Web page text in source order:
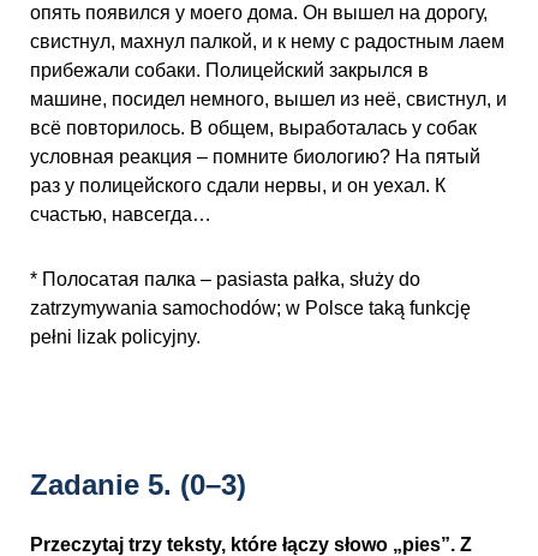
опять появился у моего дома. Он вышел на дорогу,
свистнул, махнул палкой, и к нему с радостным лаем
прибежали собаки. Полицейский закрылся в
машине, посидел немного, вышел из неё, свистнул, и
всё повторилось. В общем, выработалась у собак
условная реакция – помните биологию? На пятый
раз у полицейского сдали нервы, и он уехал. К
счастью, навсегда…
* Полосатая палка – pasiasta pałka, służy do
zatrzymywania samochodów; w Polsce taką funkcję
pełni lizak policyjny.
Zadanie 5. (0–3)
Przeczytaj trzy teksty, które łączy słowo „pies”. Z